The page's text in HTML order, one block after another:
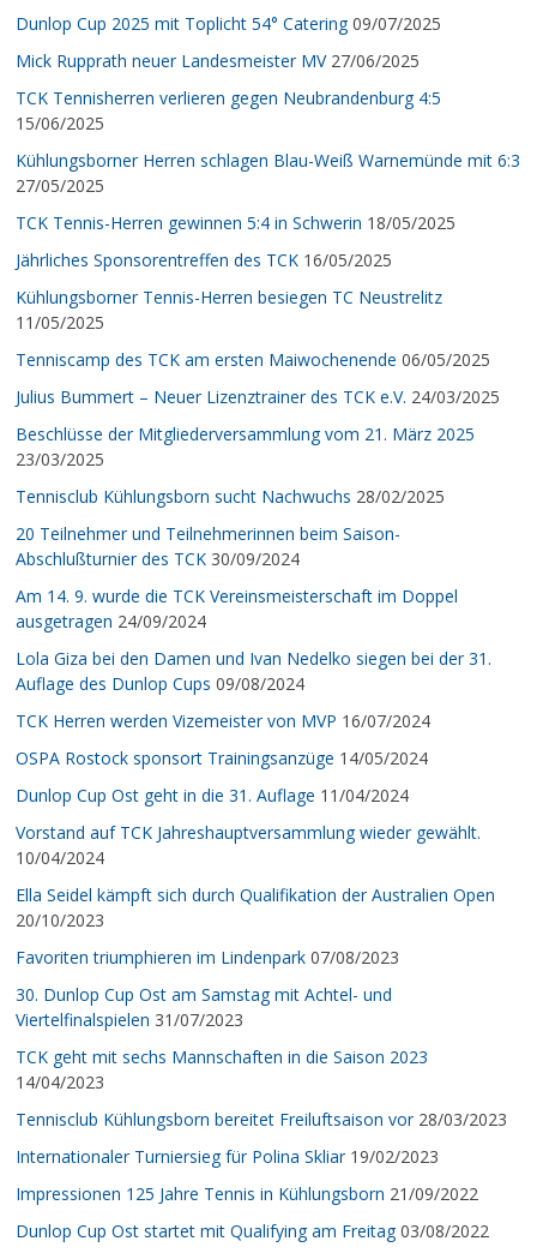
Dunlop Cup 2025 mit Toplicht 54° Catering 09/07/2025
Mick Rupprath neuer Landesmeister MV 27/06/2025
TCK Tennisherren verlieren gegen Neubrandenburg 4:5
15/06/2025
Kühlungsborner Herren schlagen Blau-Weiß Warnemünde mit 6:3
27/05/2025
TCK Tennis-Herren gewinnen 5:4 in Schwerin 18/05/2025
Jährliches Sponsorentreffen des TCK 16/05/2025
Kühlungsborner Tennis-Herren besiegen TC Neustrelitz
11/05/2025
Tenniscamp des TCK am ersten Maiwochenende 06/05/2025
Julius Bummert – Neuer Lizenztrainer des TCK e.V. 24/03/2025
Beschlüsse der Mitgliederversammlung vom 21. März 2025
23/03/2025
Tennisclub Kühlungsborn sucht Nachwuchs 28/02/2025
20 Teilnehmer und Teilnehmerinnen beim Saison-
Abschlußturnier des TCK 30/09/2024
Am 14. 9. wurde die TCK Vereinsmeisterschaft im Doppel
ausgetragen 24/09/2024
Lola Giza bei den Damen und Ivan Nedelko siegen bei der 31.
Auflage des Dunlop Cups 09/08/2024
TCK Herren werden Vizemeister von MVP 16/07/2024
OSPA Rostock sponsort Trainingsanzüge 14/05/2024
Dunlop Cup Ost geht in die 31. Auflage 11/04/2024
Vorstand auf TCK Jahreshauptversammlung wieder gewählt.
10/04/2024
Ella Seidel kämpft sich durch Qualifikation der Australien Open
20/10/2023
Favoriten triumphieren im Lindenpark 07/08/2023
30. Dunlop Cup Ost am Samstag mit Achtel- und
Viertelfinalspielen 31/07/2023
TCK geht mit sechs Mannschaften in die Saison 2023
14/04/2023
Tennisclub Kühlungsborn bereitet Freiluftsaison vor 28/03/2023
Internationaler Turniersieg für Polina Skliar 19/02/2023
Impressionen 125 Jahre Tennis in Kühlungsborn 21/09/2022
Dunlop Cup Ost startet mit Qualifying am Freitag 03/08/2022